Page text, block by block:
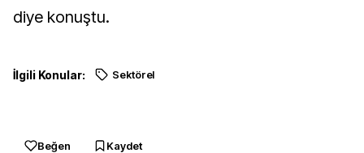
diye konuştu.
İlgili Konular: Sektörel
Beğen Kaydet